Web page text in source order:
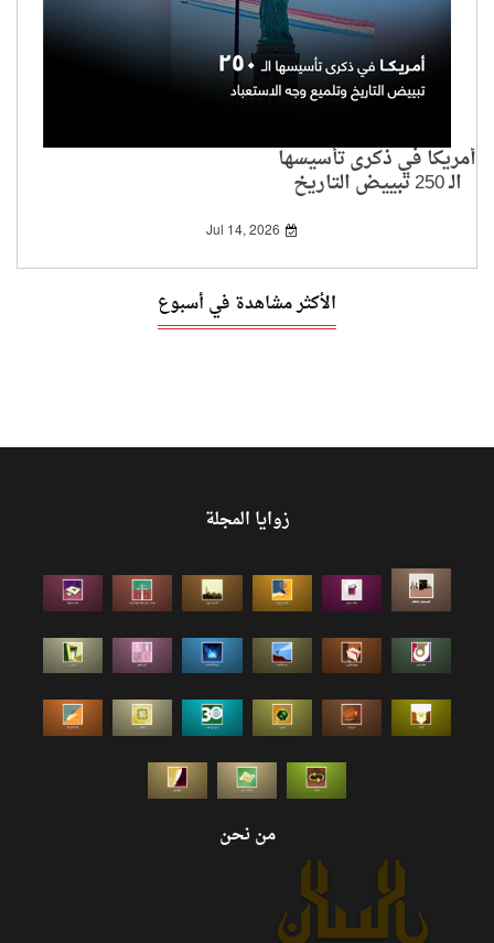
أمريكا في ذكرى تأسيسها
الـ 250 تبييض التاريخ
وتلميع وجه الاستعباد
Jul 14, 2026
الأكثر مشاهدة في أسبوع
زوايا المجلة
من نحن